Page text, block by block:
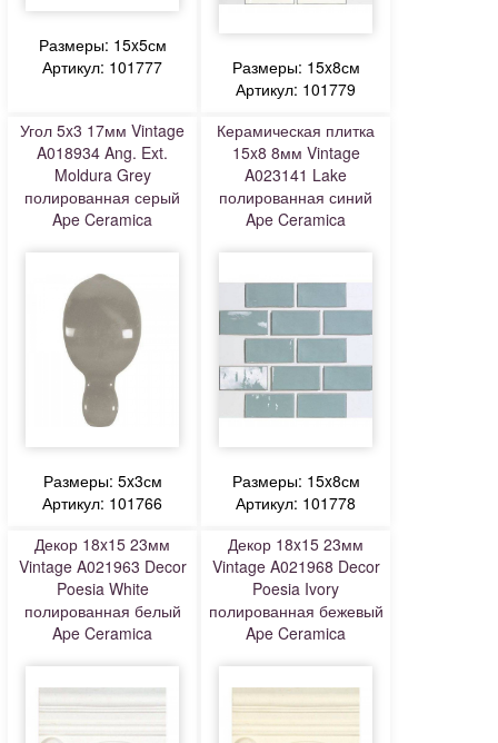
Размеры: 15x5см
Артикул: 101777
Размеры: 15x8см
Артикул: 101779
Угол 5x3 17мм Vintage
A018934 Ang. Ext.
Moldura Grey
полированная серый
Ape Ceramica
Размеры: 5x3см
Артикул: 101766
Керамическая плитка
15x8 8мм Vintage
A023141 Lake
полированная синий
Ape Ceramica
Размеры: 15x8см
Артикул: 101778
Декор 18x15 23мм
Vintage A021963 Decor
Poesia White
полированная белый
Ape Ceramica
Декор 18x15 23мм
Vintage A021968 Decor
Poesia Ivory
полированная бежевый
Ape Ceramica